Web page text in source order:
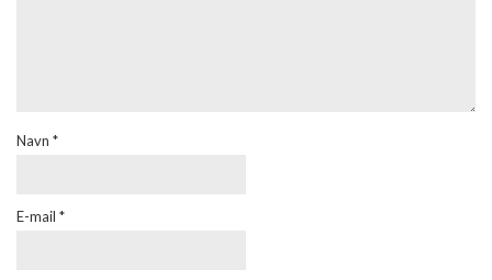
Navn *
E-mail *